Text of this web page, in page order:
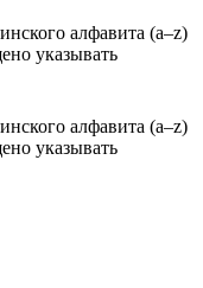
алфавита (a–z)
указывать
алфавита (a–z)
указывать